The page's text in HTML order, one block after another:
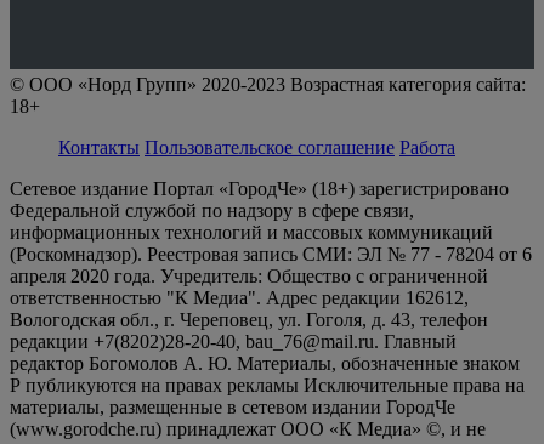
© ООО «Норд Групп» 2020-2023 Возрастная категория сайта:
18+
Контакты Пользовательское соглашение Работа
Сетевое издание Портал «ГородЧе» (18+) зарегистрировано
Федеральной службой по надзору в сфере связи,
информационных технологий и массовых коммуникаций
(Роскомнадзор). Реестровая запись СМИ: ЭЛ № 77 - 78204 от 6
апреля 2020 года. Учредитель: Общество с ограниченной
ответственностью "К Медиа". Адрес редакции 162612,
Вологодская обл., г. Череповец, ул. Гоголя, д. 43, телефон
редакции +7(8202)28-20-40, bau_76@mail.ru. Главный
редактор Богомолов А. Ю. Материалы, обозначенные знаком
Р публикуются на правах рекламы Исключительные права на
материалы, размещенные в сетевом издании ГородЧе
(www.gorodche.ru) принадлежат ООО «К Медиа» ©, и не